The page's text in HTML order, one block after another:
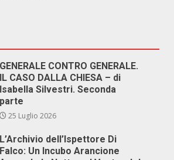
GENERALE CONTRO GENERALE.
IL CASO DALLA CHIESA – di
Isabella Silvestri. Seconda
parte
25 Luglio 2026
L’Archivio dell’Ispettore Di
Falco: Un Incubo Arancione